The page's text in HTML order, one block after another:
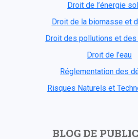
Droit de l’énergie
Droit de la biomasse et
Droit des pollutions et des
Droit de l’eau
Réglementation des
Risques Naturels et
BLOG DE